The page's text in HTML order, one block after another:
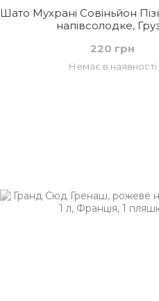
Шато Мухрані Совіньйон
напівсолодке,
220 грн
Немає в наявності